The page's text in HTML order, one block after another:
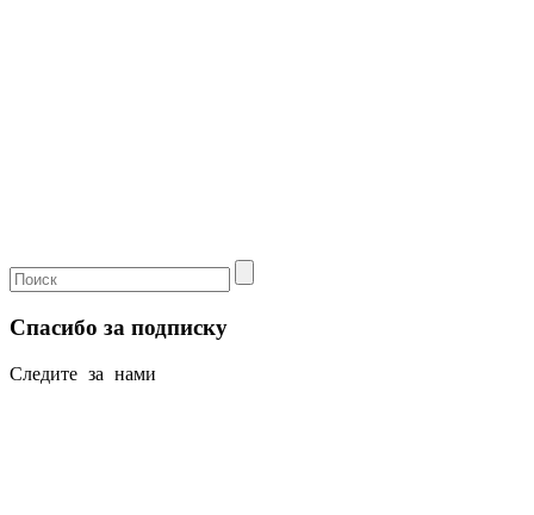
Спасибо за подписку
Следите за нами